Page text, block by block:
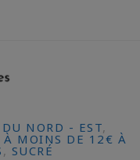
DU NORD - EST,
À MOINS DE 12€ À
, SUCRÉ